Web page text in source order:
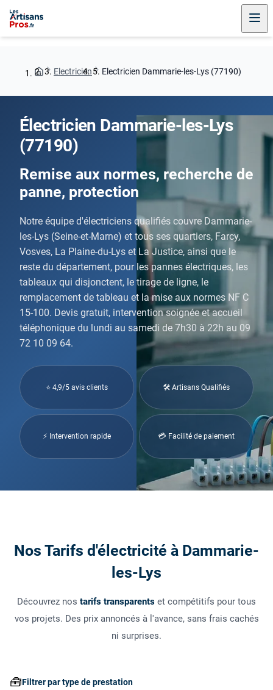
Electricien Electricien Dammarie-les-Lys (77190)
Électricien Dammarie-les-Lys
(77190)
Remise aux normes, recherche de
panne, protection
Notre équipe d'électriciens qualifiés couvre Dammarie-
les-Lys (Seine-et-Marne) et tous ses quartiers, Farcy,
Vosves, La Plaine-du-Lys et La Justice, ainsi que le
reste du département, pour les pannes électriques, les
tableaux qui disjonctent, le tirage de ligne, le
remplacement de tableau et la mise aux normes NF C
15-100. Devis gratuit, intervention soignée et accueil
téléphonique du lundi au samedi de 7h30 à 22h au 09
72 10 09 64.
⭐ 4,9/5 avis clients 🛠 Artisans Qualifiés
⚡ Intervention rapide 💳 Facilité de paiement
Nos Tarifs d'électricité à Dammarie-
les-Lys
Découvrez nos tarifs transparents et compétitifs pour tous
vos projets. Des prix annoncés à l'avance, sans frais cachés
ni surprises.
🧰Filtrer par type de prestation